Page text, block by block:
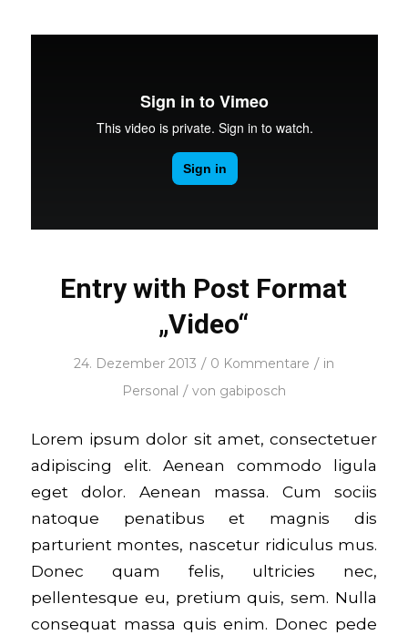
Entry with Post Format
„Video“
24. Dezember 2013 / 0 Kommentare / in
Personal / von gabiposch
Lorem ipsum dolor sit amet, consectetuer
adipiscing elit. Aenean commodo ligula
eget dolor. Aenean massa. Cum sociis
natoque penatibus et magnis dis
parturient montes, nascetur ridiculus mus.
Donec quam felis, ultricies nec,
pellentesque eu, pretium quis, sem. Nulla
consequat massa quis enim. Donec pede